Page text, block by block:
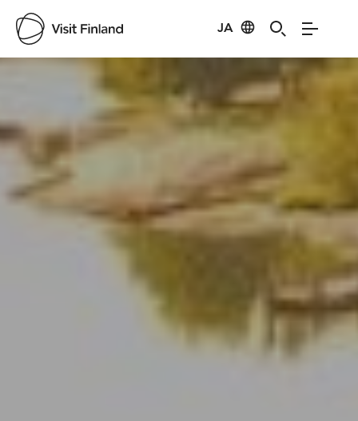
JA
Visit Finland